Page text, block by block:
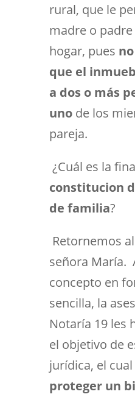
rural, que le
madre o padre
hogar, pues
que el
a dos o más
unode los
pareja.
¿Cuál es la
constitucion
de familia?
Retornemos
señora María.
concepto en
sencilla, la
Notaría 19 les
el objetivo de
jurídica, el
proteger un